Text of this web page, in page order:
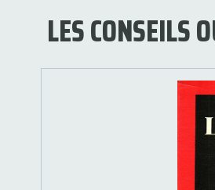
LES CONSEILS